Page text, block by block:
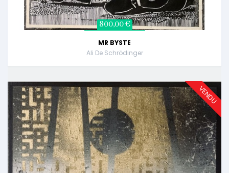
800,00 €
MR BYSTE
Ali De Schrödinger
VENDU